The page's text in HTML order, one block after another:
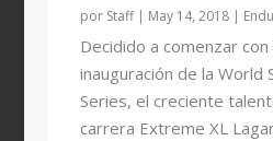
por Staff| May 14, 2018|
Decidido a comenzar
inauguración de la World
Series, el creciente
carrera Extreme XL